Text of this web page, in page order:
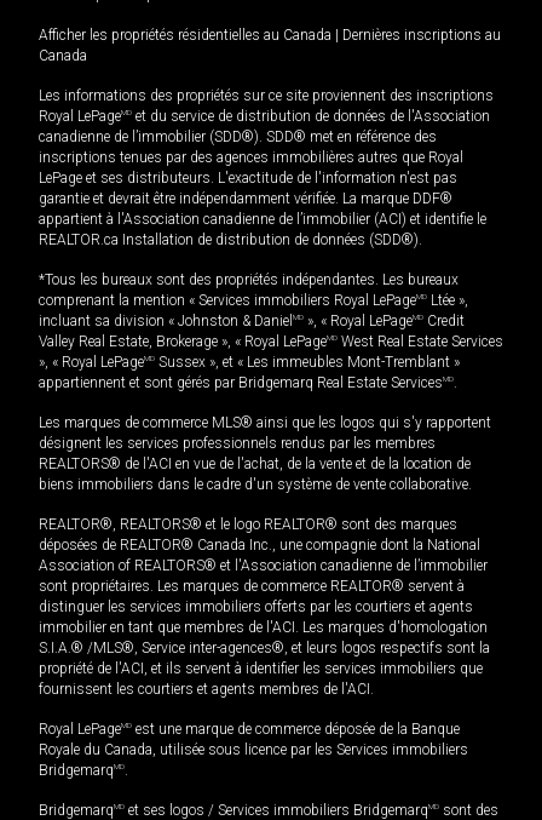
Afficher les propriétés résidentielles au Canada
Dernières inscriptions au
Canada
Les informations des propriétés sur ce site proviennent des inscriptions
Royal LePageMD et du service de distribution de données de l'Association
canadienne de l’immobilier (SDD®). SDD® met en référence des
inscriptions tenues par des agences immobilières autres que Royal
LePage et ses distributeurs. L'exactitude de l'information n'est pas
garantie et devrait être indépendamment vérifiée. La marque DDF®
appartient à l'Association canadienne de l’immobilier (ACI) et identifie le
REALTOR.ca Installation de distribution de données (SDD®).
*Tous les bureaux sont des propriétés indépendantes. Les bureaux
comprenant la mention « Services immobiliers Royal LePageMD Ltée »,
incluant sa division « Johnston & Daniel MD », « Royal LePageMD Credit
Valley Real Estate, Brokerage », « Royal LePageMD West Real Estate Services
», « Royal LePageMD Sussex », et « Les immeubles Mont-Tremblant »
appartiennent et sont gérés par Bridgemarq Real Estate ServicesMD.
Les marques de commerce MLS® ainsi que les logos qui s'y rapportent
désignent les services professionnels rendus par les membres
REALTORS® de l'ACI en vue de l'achat, de la vente et de la location de
biens immobiliers dans le cadre d'un système de vente collaborative.
REALTOR®, REALTORS® et le logo REALTOR® sont des marques
déposées de REALTOR® Canada Inc., une compagnie dont la National
Association of REALTORS® et l'Association canadienne de l’immobilier
sont propriétaires. Les marques de commerce REALTOR® servent à
distinguer les services immobiliers offerts par les courtiers et agents
immobilier en tant que membres de l'ACI. Les marques d'homologation
S.I.A.® /MLS®, Service inter-agences®, et leurs logos respectifs sont la
propriété de l'ACI, et ils servent à identifier les services immobiliers que
fournissent les courtiers et agents membres de l'ACI.
Royal LePageMD est une marque de commerce déposée de la Banque
Royale du Canada, utilisée sous licence par les Services immobiliers
BridgemarqMD.
BridgemarqMD et ses logos / Services immobiliers BridgemarqMD sont des